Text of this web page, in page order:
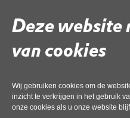
Deze
van cookies
Wij gebruiken cookies om de
inzicht te verkrijgen in het gebruik
onze cookies als u onze website
Deel deze pagina
Vergaderstukken 13 juli